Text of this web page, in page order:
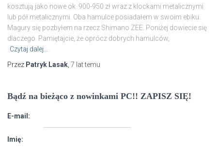
kosztują jako nowe ok. 900-950 zł wraz z klockami metalicznymi
lub pół metalicznymi. Oba hamulce posiadałem w swoim ebiku.
Magury się pozbyłem na rzecz Shimano ZEE. Poniżej dowiecie się
dlaczego. Pamiętajcie, że oprócz dobrych hamulców,
Czytaj dalej…
Przez Patryk Lasak 7 lattemu
Bądź na bieżąco z nowinkami PC!! ZAPISZ SIĘ!
E-mail:
Imię: